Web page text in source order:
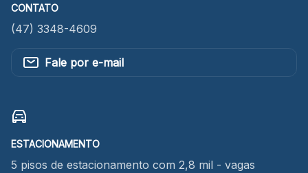
CONTATO
(47) 3348-4609
Fale por e-mail
ESTACIONAMENTO
5 pisos de estacionamento com 2,8 mil - vagas